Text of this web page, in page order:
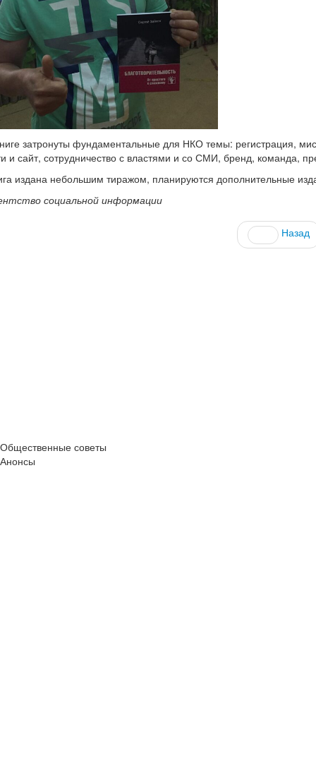
затронуты фундаментальные для НКО темы: регистрация,
и сайт, сотрудничество с властями и со СМИ, бренд, команда,
издана небольшим тиражом, планируются дополнительные
социальной информации
Назад
Общественные советы
Анонсы